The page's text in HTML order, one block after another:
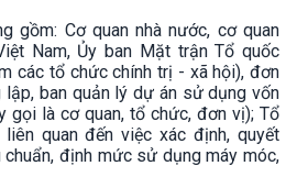
gồm: Cơ quan nhà nước, cơ quan
Nam, Ủy ban Mặt trận Tổ quốc
các tổ chức chính trị - xã hội), đơn
ban quản lý dự án sử dụng vốn
gọi là cơ quan, tổ chức, đơn vị); Tổ
quan đến việc xác định, quyết
định mức sử dụng máy móc,